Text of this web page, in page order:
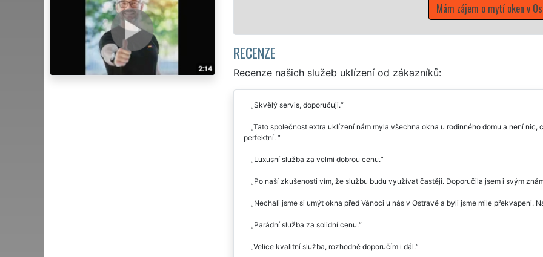
Mám zájem o mytí oken v
RECENZE
Recenze našich služeb uklízení od zákazníků:
Skvělý servis, doporučuji.
Tato společnost extra uklízení nám myla všechna okna u rodinného domu a není
perfektní.
Luxusní služba za velmi dobrou cenu.
Po naší zkušenosti vím, že službu budu využívat častěji. Doporučila jsem i svým
Nechali jsme si umýt okna před Vánoci u nás v Ostravě a byli jsme mile překvapeni.
Parádní služba za solidní cenu.
Velice kvalitní služba, rozhodně doporučím i dál.